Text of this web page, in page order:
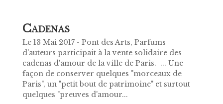
CADENAS
Le 13 Mai 2017 - Pont des Arts, Parfums
d'auteurs participait à la vente solidaire des
cadenas d'amour de la ville de Paris. ... Une
façon de conserver quelques "morceaux de
Paris", un "petit bout de patrimoine" et surtout
quelques "preuves d'amour...